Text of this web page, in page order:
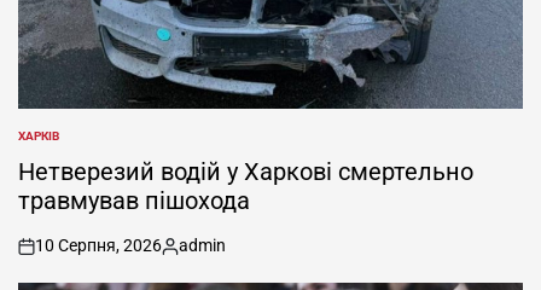
ОПУБЛІКУВАТИ
У
ХАРКІВ
Нетверезий водій у Харкові смертельно
травмував пішохода
on
10 Серпня, 2026
Опубліковано
admin